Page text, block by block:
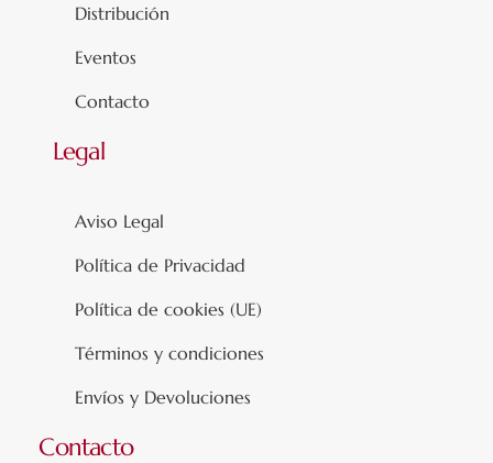
Distribución
Eventos
Contacto
Legal
Aviso Legal
Política de Privacidad
Política de cookies (UE)
Términos y condiciones
Envíos y Devoluciones
Contacto